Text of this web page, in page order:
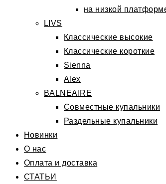
на низкой
LIVS
Классические высокие
Классические короткие
Sienna
Alex
BALNEAIRE
Совместные купальники
Раздельные купальники
Новинки
О нас
Оплата и доставка
СТАТЬИ